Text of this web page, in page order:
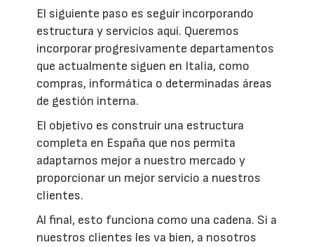
El siguiente paso es seguir incorporando
estructura y servicios aquí. Queremos
incorporar progresivamente departamentos
que actualmente siguen en Italia, como
compras, informática o determinadas áreas
de gestión interna.
El objetivo es construir una estructura
completa en España que nos permita
adaptarnos mejor a nuestro mercado y
proporcionar un mejor servicio a nuestros
clientes.
Al final, esto funciona como una cadena. Si a
nuestros clientes les va bien, a nosotros